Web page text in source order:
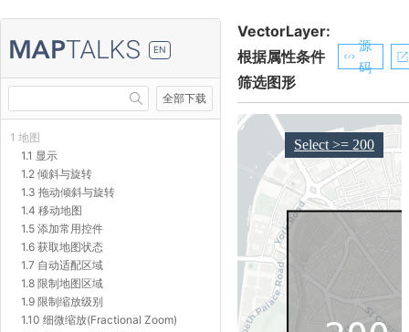
EN
全部下载
1 地图
1.1 显示
1.2 倾斜与旋转
1.3 拖动倾斜与旋转
1.4 移动地图
1.5 添加常用控件
1.6 获取地图状态
1.7 自动适配区域
1.8 限制地图区域
1.9 限制缩放级别
1.10 细微缩放(Fractional Zoom)
VectorLayer:
根据属性条件
筛选图形
源
码